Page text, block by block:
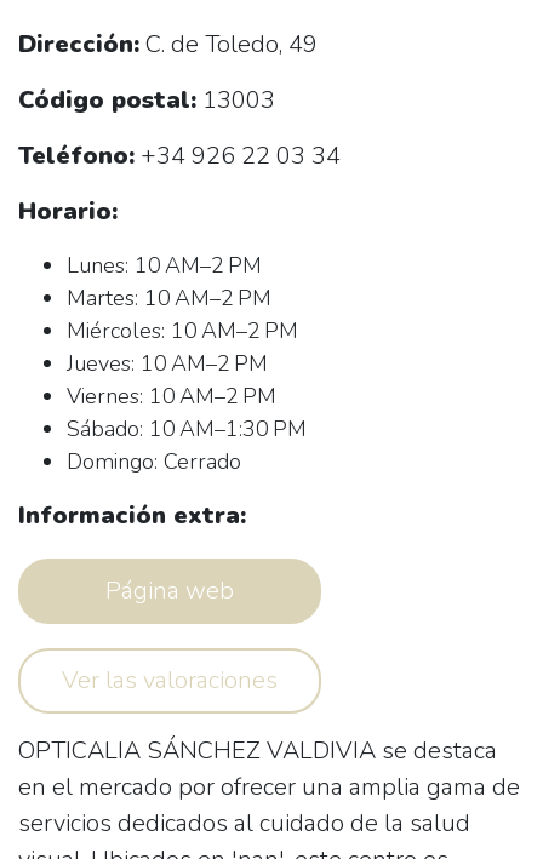
Dirección:C. de Toledo, 49
Código postal: 13003
Teléfono: +34 926 22 03 34
Horario:
Lunes: 10 AM–2 PM
Martes: 10 AM–2 PM
Miércoles: 10 AM–2 PM
Jueves: 10 AM–2 PM
Viernes: 10 AM–2 PM
Sábado: 10 AM–1:30 PM
Domingo: Cerrado
Información extra:
Página web
Ver las valoraciones
OPTICALIA SÁNCHEZ VALDIVIA se destaca
en el mercado por ofrecer una amplia gama de
servicios dedicados al cuidado de la salud